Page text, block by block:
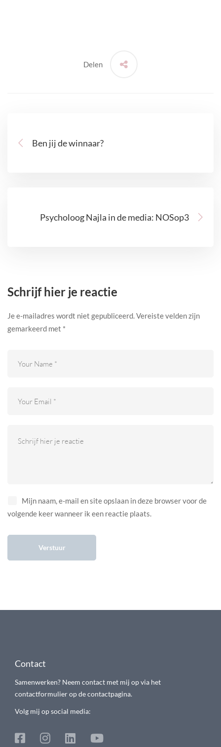
Delen
Ben jij de winnaar?
Psycholoog Najla in de media: NOSop3
Schrijf hier je reactie
Je e-mailadres wordt niet gepubliceerd.Vereiste velden zijn
gemarkeerd met *
Mijn naam, e-mail en site opslaan in deze browser voor de
volgende keer wanneer ik een reactie plaats.
Contact
Samenwerken? Neem contact met mij op via het
contactformulier op de contactpagina.
Volg mij op social media: